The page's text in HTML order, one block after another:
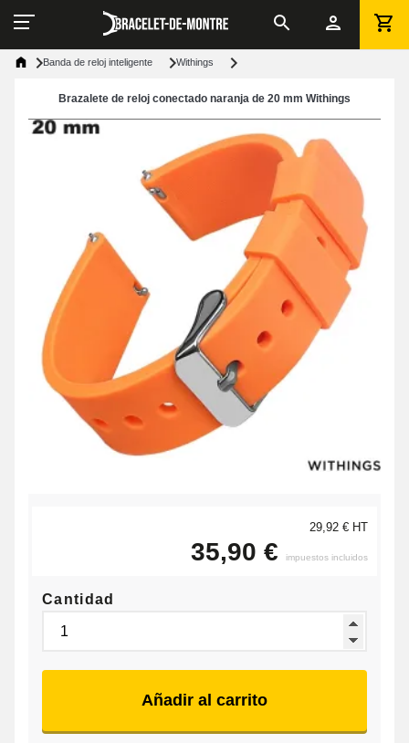
Banda de reloj inteligente Withings
Brazalete de reloj conectado naranja de 20 mm Withings
29,92 € HT
35,90 € impuestos incluidos
Cantidad
Añadir al carrito